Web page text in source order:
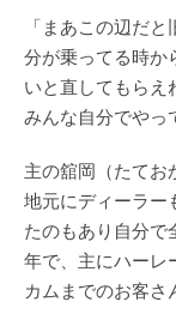
「まあこの辺だ
分が乗ってる時か
いと直してもらえ
みんな自分でやっ
主の舘岡（たてお
地元にディーラー
たのもあり自分で
年で、主にハーレ
カムまでのお客さ